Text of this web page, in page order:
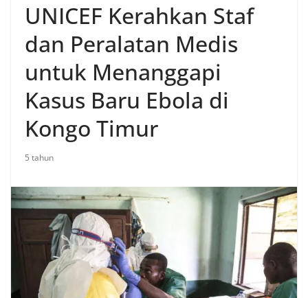
UNICEF Kerahkan Staf
dan Peralatan Medis
untuk Menanggapi
Kasus Baru Ebola di
Kongo Timur
5 tahun